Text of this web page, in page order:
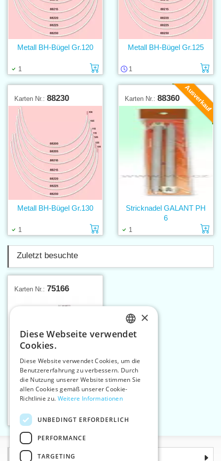
1 Einlage in den Warenkorb
Metall BH-Bügel Gr.120
1
Metall BH-Bügel Gr.125
Karten Nr.: 88230
1 Einlage in den Warenkorb
Metall BH-Bügel Gr.130
Ausverkauf
Karten Nr.: 88360
1
Stricknadel GALANT PH
6
Zuletzt besuchte
Karten Nr.: 75166
Einlage in den Warenkorb
Nähfaden DENIM DOC
Informationen
CZECH
ENGLISH
×
Diese Webseite verwendet
Cookies.
Diese Website verwendet Cookies, um die
Benutzererfahrung zu verbessern. Durch
die Nutzung unserer Website stimmen Sie
allen Cookies gemäß unserer Cookie-
Richtlinie zu. Weitere Informationen
UNBEDINGT ERFORDERLICH
PERFORMANCE
TARGETING